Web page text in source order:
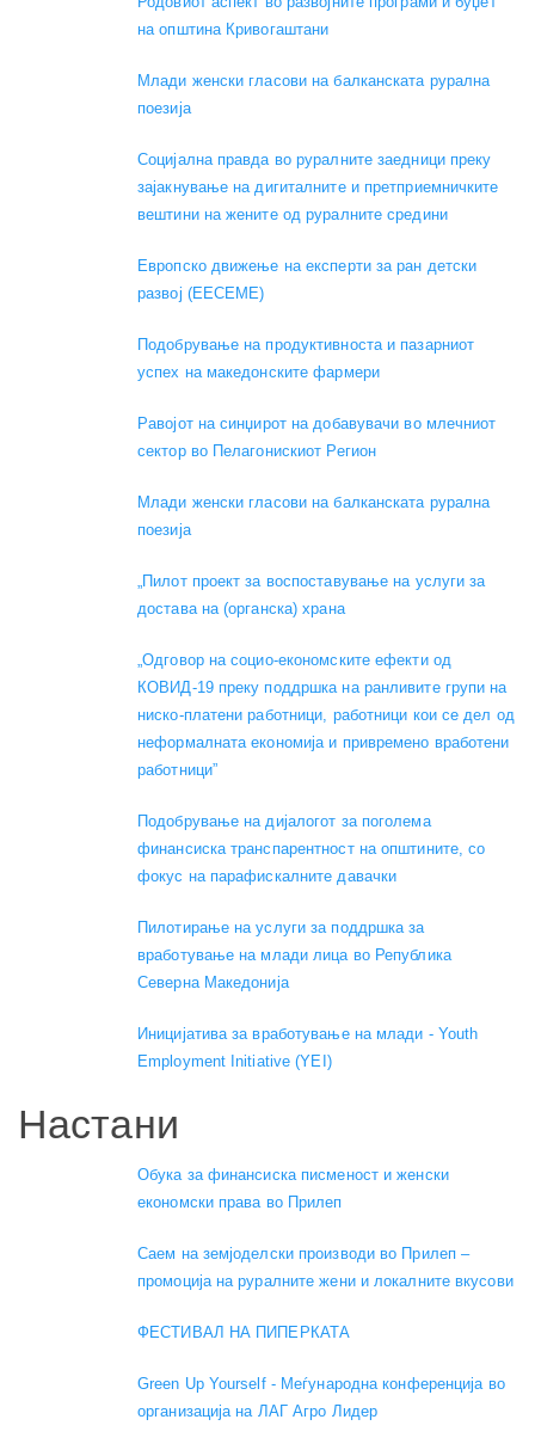
на општина Кривогаштани
Mлади женски гласови на балканската рурална
поезија
Социјална правда во руралните заедници преку
зајакнување на дигиталните и претприемничките
вештини на жените од руралните средини
Европско движење на експерти за ран детски
развој (EECEME)
Подобрување на продуктивноста и пазарниот
успех на македонските фармери
Равојот на синџирот на добавувачи во млечниот
сектор во Пелагонискиот Регион
Mлади женски гласови на балканската рурална
поезија
„Пилот проект за воспоставување на услуги за
достава на (органска) храна
„Одговор на социо-економските ефекти од
КОВИД-19 преку поддршка на ранливите групи на
ниско-платени работници, работници кои се дел од
неформалната економија и привремено вработени
работници”
Подобрување на дијалогот за поголема
финансиска транспарентност на општините, со
фокус на парафискалните давачки
Пилотирање на услуги за поддршка за
вработување на млади лица во Република
Северна Македонија
Иницијатива за вработување на млади - Youth
Employment Initiative (YEI)
Настани
Обука за финансиска писменост и женски
економски права во Прилеп
Саем на земјоделски производи во Прилеп –
промоција на руралните жени и локалните вкусови
ФЕСТИВАЛ НА ПИПЕРКАТА
Green Up Yourself - Меѓународна конференција во
организација на ЛАГ Агро Лидер